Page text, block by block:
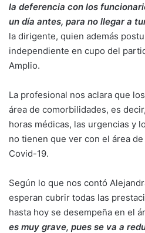
la deferencia con los
un día antes, para no llegar a
la dirigente, quien además
independiente en cupo del
Amplio.
La profesional nos aclara que
área de comorbilidades, es
horas médicas, las urgencias y
no tienen que ver con el área
Covid-19.
Según lo que nos contó
esperan cubrir todas las
hasta hoy se desempeña en el
es muy grave, pues se va a